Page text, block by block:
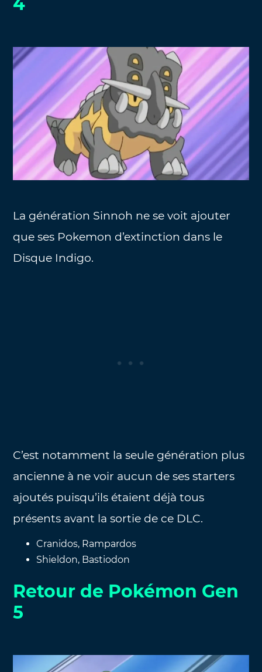
La génération Sinnoh ne se voit ajouter
que ses Pokemon d’extinction dans le
Disque Indigo.
C’est notamment la seule génération plus
ancienne à ne voir aucun de ses starters
ajoutés puisqu’ils étaient déjà tous
présents avant la sortie de ce DLC.
Cranidos, Rampardos
Shieldon, Bastiodon
Retour de Pokémon Gen
5